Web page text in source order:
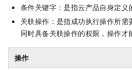
条件关键字：是指云产品自身定义
关联操作：是指成功执行操作所
同时具备关联操作的权限，操作才
操作